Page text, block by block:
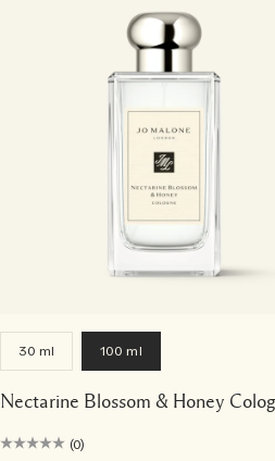
30 ml 100 ml
Nectarine Blossom & Honey
(0)